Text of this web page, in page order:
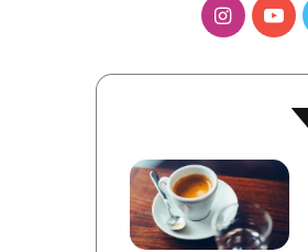
و
ب
ا
ق
ر